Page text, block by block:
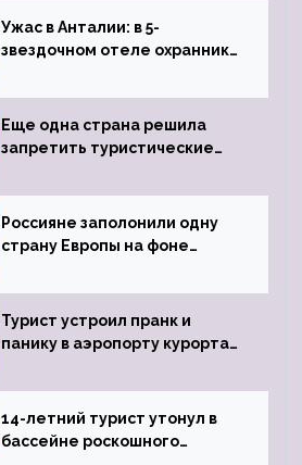
Ужас в Анталии: в 5-
звездочном отеле охранник
пистолета
Еще одна страна решила
запретить туристические
Россияне заполонили одну
страну Европы на фоне
виз
Турист устроил пранк и
панику в аэропорту курорта,
задержке рейса
14-летний турист утонул в
бассейне роскошного